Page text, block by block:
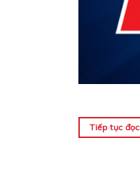
Tiếp tục đọc